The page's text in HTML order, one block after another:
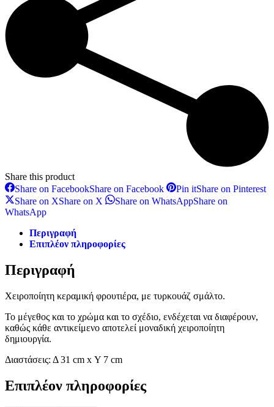
Share this product
Share on FacebookShare on Facebook Pin itShare on Pinterest
Share on XShare on X Share on WhatsAppShare on
WhatsApp
Περιγραφή
Επιπλέον πληροφορίες
Περιγραφή
Χειροποίητη κεραμική φρουτιέρα, με τυρκουάζ σμάλτο.
Το μέγεθος και το χρώμα και το σχέδιο, ενδέχεται να διαφέρουν,
καθώς κάθε αντικείμενο αποτελεί μοναδική χειροποίητη
δημιουργία.
Διαστάσεις: Δ 31 cm x Υ 7 cm
Επιπλέον πληροφορίες